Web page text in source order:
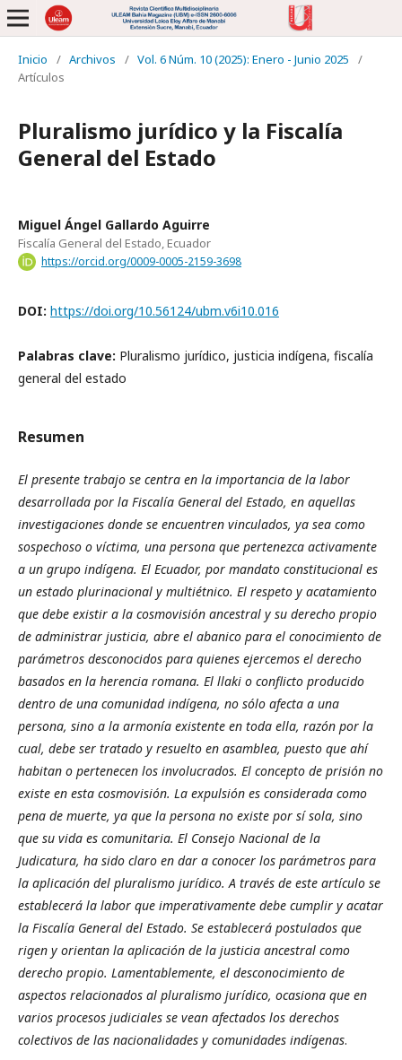
Inicio / Archivos / Vol. 6 Núm. 10 (2025): Enero - Junio 2025
/
Artículos
Pluralismo jurídico y la Fiscalía
General del Estado
Miguel Ángel Gallardo Aguirre
Fiscalía General del Estado, Ecuador
https://orcid.org/0009-0005-2159-3698
DOI: https://doi.org/10.56124/ubm.v6i10.016
Palabras clave: Pluralismo jurídico, justicia indígena, fiscalía
general del estado
Resumen
El presente trabajo se centra en la importancia de la labor
desarrollada por la Fiscalía General del Estado, en aquellas
investigaciones donde se encuentren vinculados, ya sea como
sospechoso o víctima, una persona que pertenezca activamente
a un grupo indígena. El Ecuador, por mandato constitucional es
un estado plurinacional y multiétnico. El respeto y acatamiento
que debe existir a la cosmovisión ancestral y su derecho propio
de administrar justicia, abre el abanico para el conocimiento de
parámetros desconocidos para quienes ejercemos el derecho
basados en la herencia romana. El llaki o conflicto producido
dentro de una comunidad indígena, no sólo afecta a una
persona, sino a la armonía existente en toda ella, razón por la
cual, debe ser tratado y resuelto en asamblea, puesto que ahí
habitan o pertenecen los involucrados. El concepto de prisión no
existe en esta cosmovisión. La expulsión es considerada como
pena de muerte, ya que la persona no existe por sí sola, sino
que su vida es comunitaria. El Consejo Nacional de la
Judicatura, ha sido claro en dar a conocer los parámetros para
la aplicación del pluralismo jurídico. A través de este artículo se
establecerá la labor que imperativamente debe cumplir y acatar
la Fiscalía General del Estado. Se establecerá postulados que
rigen y orientan la aplicación de la justicia ancestral como
derecho propio. Lamentablemente, el desconocimiento de
aspectos relacionados al pluralismo jurídico, ocasiona que en
varios procesos judiciales se vean afectados los derechos
colectivos de las nacionalidades y comunidades indígenas.